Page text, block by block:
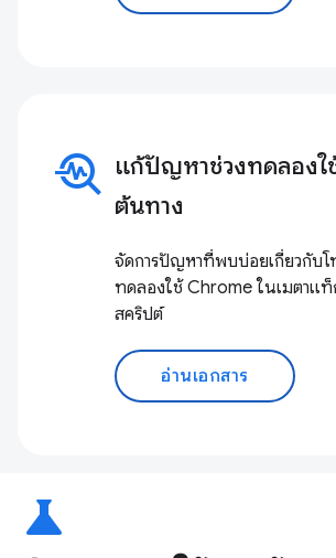
troubleshoot
แก้ปัญหาช่วงทดลองใ
ต้นทาง
จัดการปัญหาที่พบบ่อยเกี่ยวกับโ
ทดลองใช้ Chrome ในเมตาแ
สคริปต์
อ่านเอกสาร
science